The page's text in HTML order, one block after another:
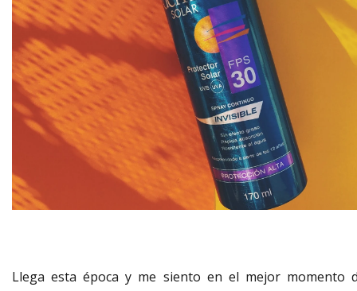
Llega esta época y me siento en el mejor momento